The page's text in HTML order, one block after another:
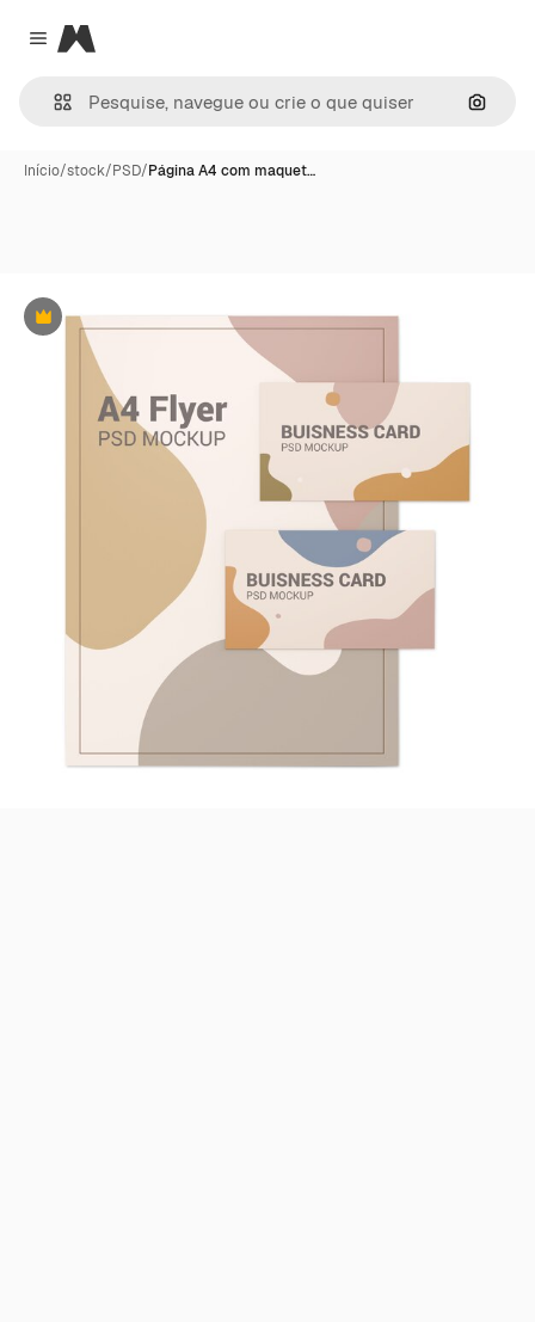
Close menu
Magnific
Início/stock/PSD/Página A4 com maquet…
Premium